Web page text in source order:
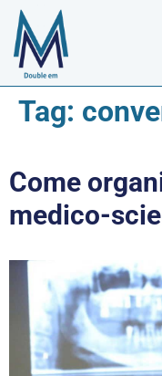
Tag:
Come
medico-